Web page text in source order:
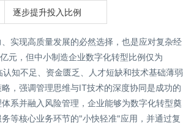
逐步提升投入比例
实现高质量发展的必然选择，也是应对复杂经
元，但中小制造企业数字化转型比例仅为
知不足、资金匮乏、人才短缺和技术基础薄弱
，强调管理思维与IT技术的深度协同是成功的
系并融入风险管理，企业能够为数字化转型奠
等核心业务环节的"小快轻准"应用，并通过复